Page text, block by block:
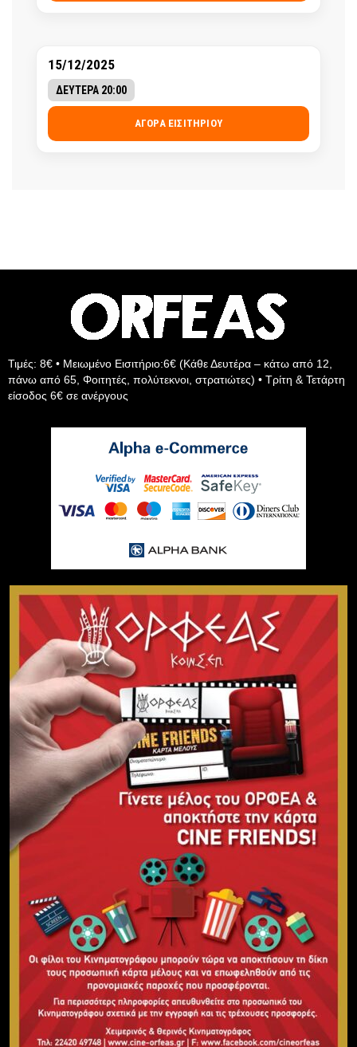
15/12/2025
ΔΕΥΤΕΡΑ 20:00
ΑΓΟΡΆ ΕΙΣΙΤΗΡΊΟΥ
Τιμές: 8€ • Μειωμένο Εισιτήριο:6€ (Κάθε Δευτέρα – κάτω από 12,
πάνω από 65, Φοιτητές, πολύτεκνοι, στρατιώτες) • Τρίτη & Τετάρτη
είσοδος 6€ σε ανέργους